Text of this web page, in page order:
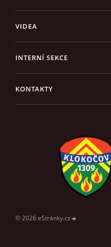
VIDEA
INTERNÍ SEKCE
KONTAKTY
© 2026 eStránky.cz